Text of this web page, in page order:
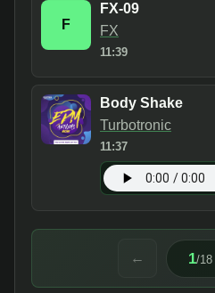
F
FX-09
FX
11:39
Body Shake
Turbotronic
11:37
← 1/18